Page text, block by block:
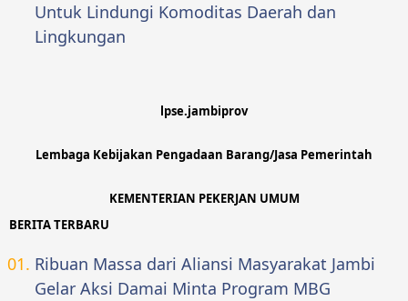
Untuk Lindungi Komoditas Daerah dan
Lingkungan
lpse.jambiprov
Lembaga Kebijakan Pengadaan Barang/Jasa Pemerintah
KEMENTERIAN PEKERJAN UMUM
BERITA TERBARU
Ribuan Massa dari Aliansi Masyarakat Jambi
Gelar Aksi Damai Minta Program MBG